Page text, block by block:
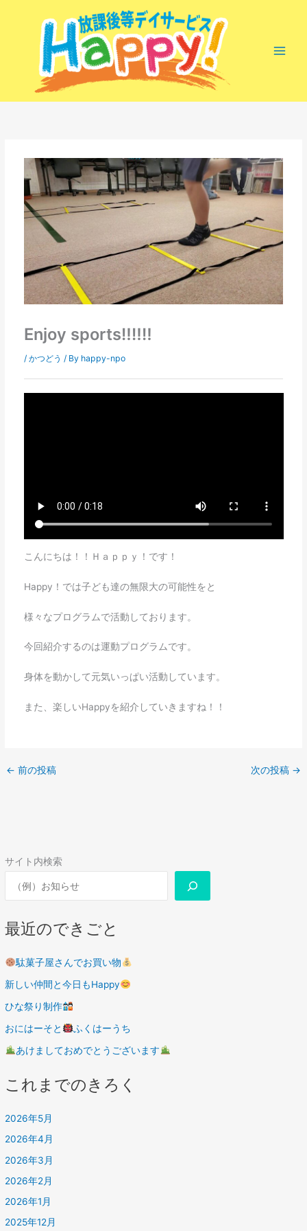
サイト内検索
最近のできごと
駄菓子屋さんでお買い物
新しい仲間と今日もHappy
ひな祭り制作
おにはーそと
ふくはーうち
あけましておめでとうございます
これまでのきろく
2026年5月
2026年4月
2026年3月
2026年2月
2026年1月
2025年12月
Enjoy sports‼‼‼
/ かつどう / By happy-npo
こんにちは！！Ｈａｐｐｙ！です！
Happy！では子ども達の無限大の可能性をと
様々なプログラムで活動しております。
今回紹介するのは運動プログラムです。
身体を動かして元気いっぱい活動しています。
また、楽しいHappyを紹介していきますね！！
← 前の投稿 次の投稿 →